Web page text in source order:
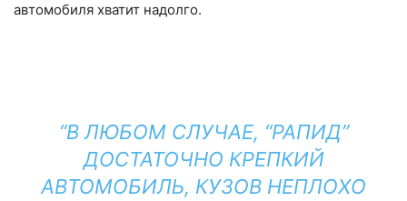
автомобиля хватит надолго.
“В ЛЮБОМ СЛУЧАЕ, “РАПИД”
ДОСТАТОЧНО КРЕПКИЙ
АВТОМОБИЛЬ, КУЗОВ НЕПЛОХО